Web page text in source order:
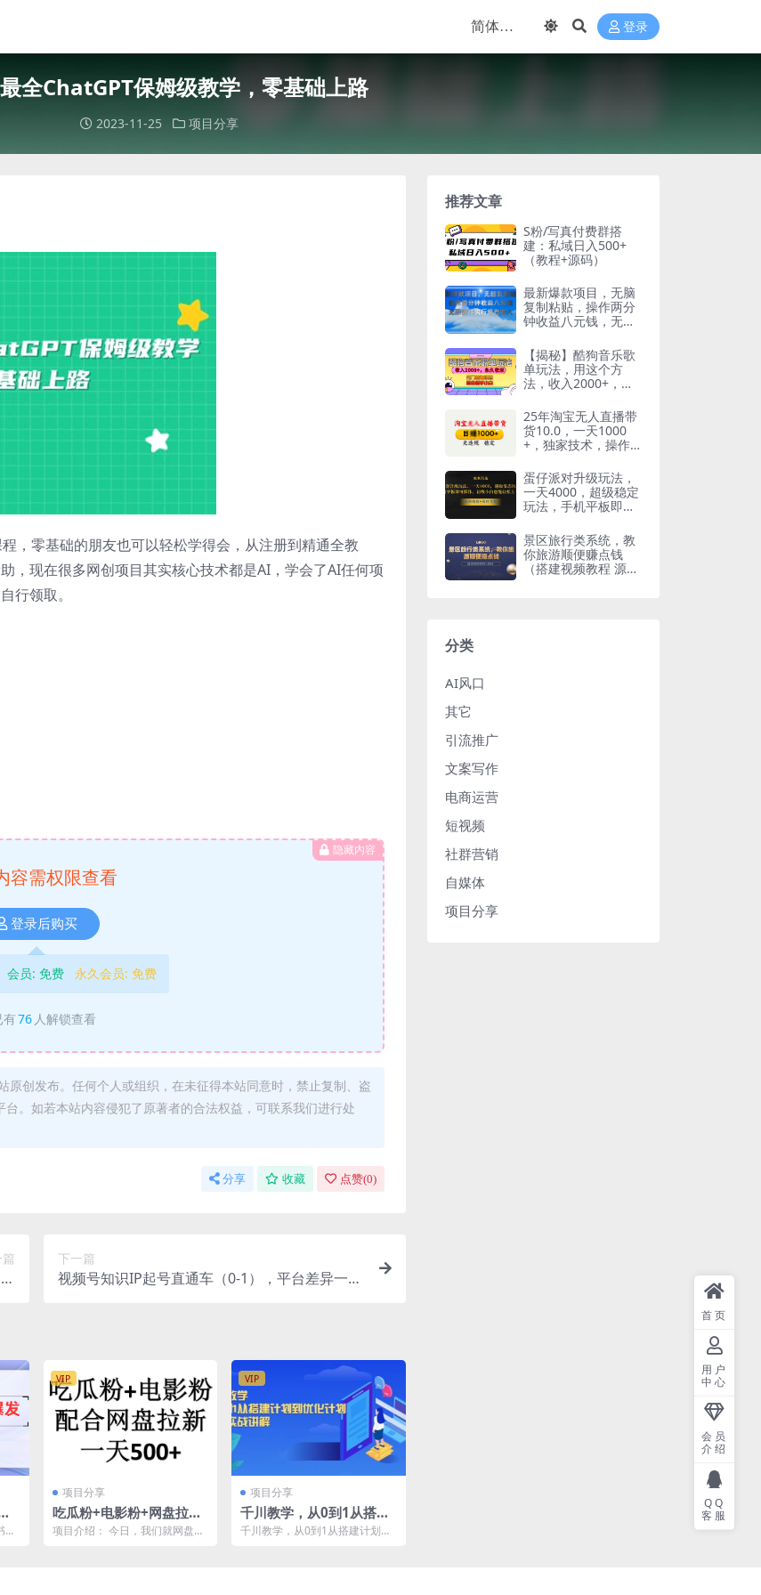
登录
全ChatGPT保姆级教学，零基础上路
2023-11-25 项目分享
，零基础的朋友也可以轻松学得会，从注册到精通全教
，现在很多网创项目其实核心技术都是AI，学会了AI任何项
行领取。
隐藏内容
容需权限查看
登录后购买
会员: 免费 永久会员: 免费
有76 人解锁查看
创发布。任何个人或组织，在未征得本站同意时，禁止复制、盗
。如若本站内容侵犯了原著者的合法权益，可联系我们进行处
分享 收藏 点赞(0)
篇 下一篇
视频号知识IP起号直通车（0-1），平台差异一次
卖
VIP
项目分享
吃瓜粉+电影粉+网盘拉新
=日赚500，傻瓜式操作，
项目介绍： 今日，我们就网盘的
VIP
项目分享
千川教学，从0到1从搭建
计划到优化计划，详细实
千川教学，从0到1从搭建计划到
推荐文章
S粉/写真付费群搭
建：私域日入500+
（教程+源码）
最新爆款项目，无脑
复制粘贴，操作两分
钟收益八元钱，无限
【揭秘】酷狗音乐歌
单玩法，用这个方
法，收入2000+，永
收益，冷门蓝海项
目，适合新手小白
25年淘宝无人直播带
货10.0，一天1000
+，独家技术，操作
蛋仔派对升级玩法，
一天4000，超级稳定
玩法，手机平板即可
轻松上手
景区旅行类系统，教
你旅游顺便赚点钱
（搭建视频教程 源
分类
AI风口
其它
引流推广
文案写作
电商运营
短视频
社群营销
自媒体
项目分享
首页
用户
中心
会员
介绍
QQ
客服